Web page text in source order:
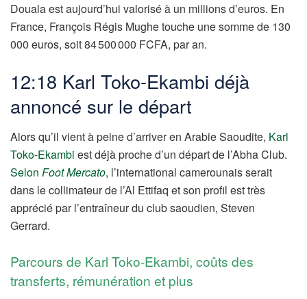
Doualaest aujourd’hui valorisé à un millions d’euros. En
France, François Régis Mughe touche une somme de 130
000 euros, soit 84 500 000 FCFA, par an.
12:18 Karl Toko-Ekambi déjà
annoncé sur le départ
Alors qu’il vient à peine d’arriver en Arabie Saoudite, Karl
Toko-Ekambi est déjà proche d’un départ de l’Abha Club.
Selon FootMercato, l’international camerounais serait
dans le collimateur de l’Al Ettifaq et son profil est très
apprécié par l’entraîneur du club saoudien, Steven
Gerrard.
Parcours de Karl Toko-Ekambi, coûts des
transferts, rémunération et plus